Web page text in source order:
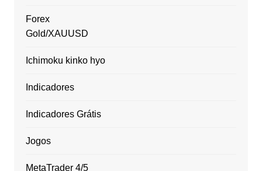
Forex
Gold/XAUUSD
Ichimoku kinko hyo
Indicadores
Indicadores Grátis
Jogos
MetaTrader 4/5